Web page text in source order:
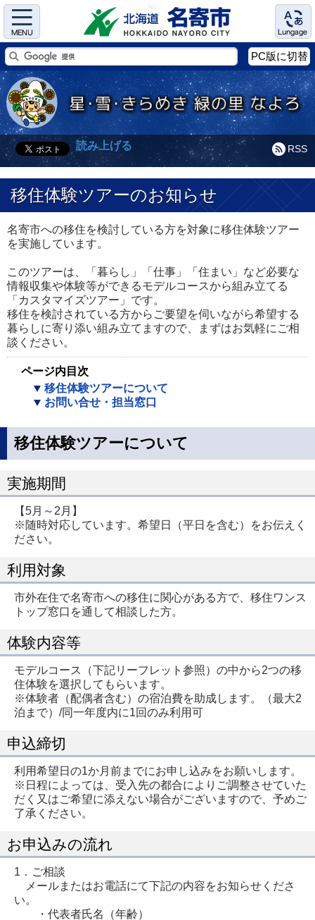
Menu Language
PC版に切替
RSS
読み上げる
移住体験ツアーのお知らせ
名寄市への移住を検討している方を対象に移住体験ツアー
を実施しています。
このツアーは、「暮らし」「仕事」「住まい」など必要な
情報収集や体験等ができるモデルコースから組み立てる
「カスタマイズツアー」です。
移住を検討されている方からご要望を伺いながら希望する
暮らしに寄り添い組み立てますので、まずはお気軽にご相
談ください。
ページ内目次
移住体験ツアーについて
お問い合せ・担当窓口
移住体験ツアーについて
実施期間
【5月～2月】
※随時対応しています。希望日（平日を含む）をお伝えく
ださい。
利用対象
市外在住で名寄市への移住に関心がある方で、移住ワンス
トップ窓口を通して相談した方。
体験内容等
モデルコース（下記リーフレット参照）の中から2つの移
住体験を選択してもらいます。
※体験者（配偶者含む）の宿泊費を助成します。（最大2
泊まで）/同一年度内に1回のみ利用可
申込締切
利用希望日の1か月前までにお申し込みをお願いします。
※日程によっては、受入先の都合によりご調整させていた
だく又はご希望に添えない場合がございますので、予めご
了承ください。
お申込みの流れ
1．ご相談
メールまたはお電話にて下記の内容をお知らせくださ
い。
・代表者氏名（年齢）